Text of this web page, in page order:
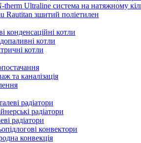
Ultraline система на натяжному
Rautitan зшитий поліетилен
конденсаційні котли
котли
котли
та каналізація
радіатори
радіатори
радіатори
конвектори
конвекція